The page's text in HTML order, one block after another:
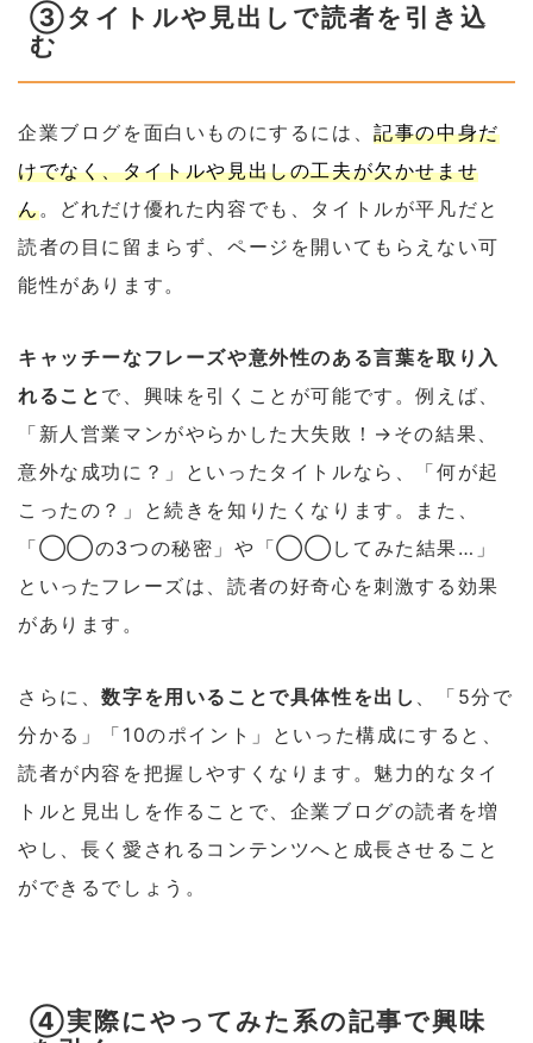
③タイトルや見出しで読者を引き込
む
企業ブログを面白いものにするには、記事の中身だ
けでなく、タイトルや見出しの工夫が欠かせませ
ん。どれだけ優れた内容でも、タイトルが平凡だと
読者の目に留まらず、ページを開いてもらえない可
能性があります。
キャッチーなフレーズや意外性のある言葉を取り入
れること で、興味を引くことが可能です。例えば、
「新人営業マンがやらかした大失敗！→その結果、
意外な成功に？」といったタイトルなら、「何が起
こったの？」と続きを知りたくなります。また、
「◯◯の3つの秘密」や「◯◯してみた結果…」
といったフレーズは、読者の好奇心を刺激する効果
があります。
さらに、数字を用いることで具体性を出し
、「5分で
分かる」「10のポイント」といった構成にすると、
読者が内容を把握しやすくなります。魅力的なタイ
トルと見出しを作ることで、企業ブログの読者を増
やし、長く愛されるコンテンツへと成長させること
ができるでしょう。
④実際にやってみた系の記事で興味